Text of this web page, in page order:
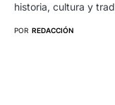
historia, cultura y
POR REDACCIÓN